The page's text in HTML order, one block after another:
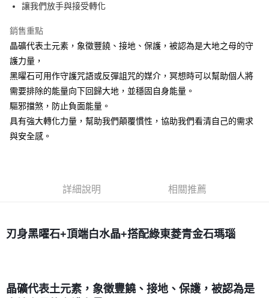
ATM付款
全家取貨付款
每筆NT$80，滿NT$3,000(含以上)免運費
7-11取貨付款
賣家宅配幫您送（台灣）
每筆NT$80，滿NT$3,000(含以上)免運費
免運費
讓我們放手與接受轉化
銷售重點
晶礦代表土元素，象徵豐饒、接地、保護，被認為是大地之母的守
護力量，
黑曜石可用作守護咒語或反彈詛咒的媒介，冥想時可以幫助個人將
需要排除的能量向下回歸大地，並穩固自身能量。
驅邪擋煞，防止負面能量。
具有強大轉化力量，幫助我們顛覆慣性，協助我們看清自己的需求
與安全感。
詳細說明 相關推薦
刃身黑曜石+頂端白水晶+搭配綠東菱青金石瑪瑙
晶礦代表土元素，象徵豐饒、接地、保護，被認為是